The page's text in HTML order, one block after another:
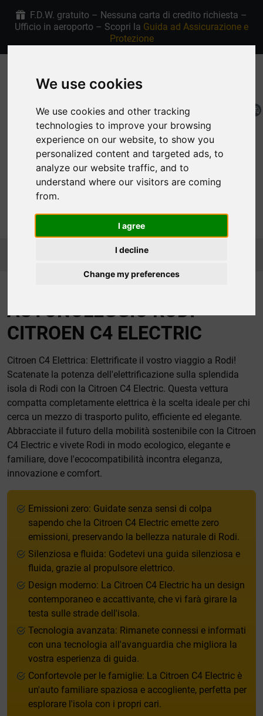
F.D.W. gratuito – Nessuna carta di credito richiesta –
Ufficio in aeroporto – Scopri la Guida ad Assicurazione e
Protezione
+30 6907915763
Mia Prenotazione
MENU
Noleggio auto Rodi Flotta
AUTONOLEGGIO RODI
CITROEN C4 ELECTRIC
Citroen C4 Elettrica: Elettrificate il vostro viaggio a Rodi!
Scatenate la potenza dell'elettrificazione sulla splendida
isola di Rodi con la Citroen C4 Electric. Questa vettura
compatta completamente elettrica è la scelta ideale per chi
cerca un mezzo di trasporto pulito, efficiente ed elegante.
Abbracciate il futuro della mobilità sostenibile con la Citroen
C4 Electric e vivete Rodi in modo ecologico, elegante e
familiare, dove l'ecocompatibilità incontra eleganza,
innovazione e comfort.
Emissioni zero: Guidate senza sensi di colpa
sapendo che la Citroen C4 Electric emette zero
emissioni, preservando la bellezza naturale di Rodi.
Silenziosa e fluida: Godetevi una guida silenziosa e
fluida, grazie al propulsore elettrico.
Design moderno: La Citroen C4 Electric ha un design
contemporaneo e accattivante, che vi farà girare la
testa sulle strade dell'isola.
Tecnologia avanzata: Rimanete connessi e informati
con una tecnologia all'avanguardia che migliora la
vostra esperienza di guida.
Confortevole per le famiglie: La Citroen C4 Electric è
un'auto familiare spaziosa e accogliente, perfetta per
esplorare l'isola con i propri cari.
We use cookies
We use cookies and other tracking
technologies to improve your browsing
experience on our website, to show you
personalized content and targeted ads, to
analyze our website traffic, and to
understand where our visitors are coming
from.
I agree
I decline
Change my preferences